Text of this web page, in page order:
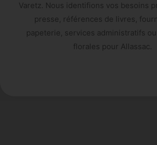
Varetz. Nous identifions vos besoins
presse, références de livres,
papeterie, services administratifs
florales pour Allassac.